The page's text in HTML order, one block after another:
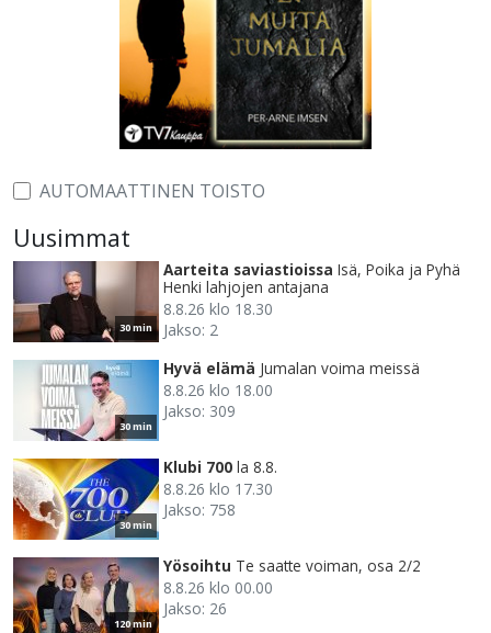
AUTOMAATTINEN TOISTO
Uusimmat
30 min
Aarteita saviastioissa Isä, Poika ja Pyhä
Henki lahjojen antajana
8.8.26 klo 18.30
Jakso: 2
30 min
Hyvä elämä Jumalan voima meissä
8.8.26 klo 18.00
Jakso: 309
30 min
Klubi 700 la 8.8.
8.8.26 klo 17.30
Jakso: 758
120 min
Yösoihtu Te saatte voiman, osa 2/2
8.8.26 klo 00.00
Jakso: 26